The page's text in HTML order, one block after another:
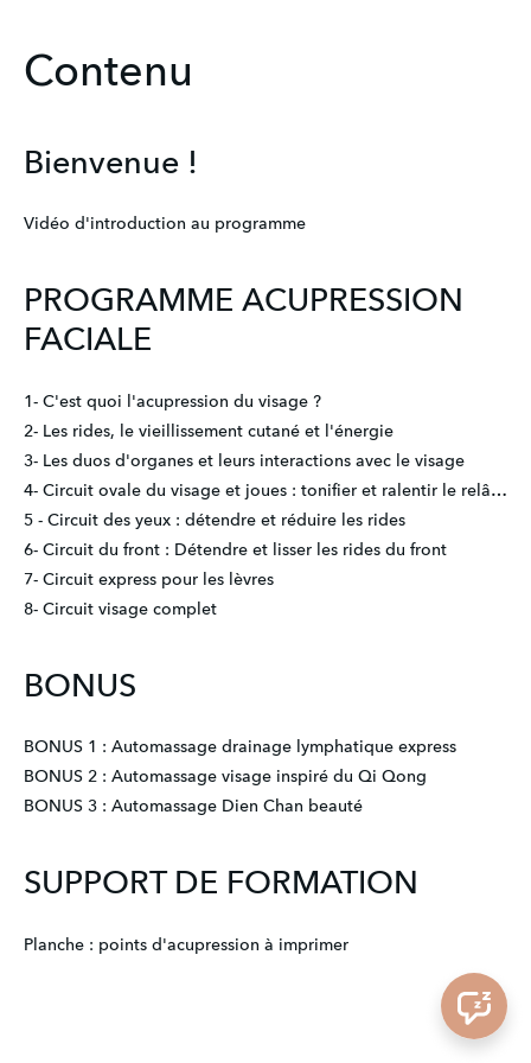
Contenu
Bienvenue !
Vidéo d'introduction au programme
PROGRAMME ACUPRESSION
FACIALE
1- C'est quoi l'acupression du visage ?
2- Les rides, le vieillissement cutané et l'énergie
3- Les duos d'organes et leurs interactions avec le visage
4- Circuit ovale du visage et joues : tonifier et ralentir le relâchement cutané
5 - Circuit des yeux : détendre et réduire les rides
6- Circuit du front : Détendre et lisser les rides du front
7- Circuit express pour les lèvres
8- Circuit visage complet
BONUS
BONUS 1 : Automassage drainage lymphatique express
BONUS 2 : Automassage visage inspiré du Qi Qong
BONUS 3 : Automassage Dien Chan beauté
SUPPORT DE FORMATION
Planche : points d'acupression à imprimer